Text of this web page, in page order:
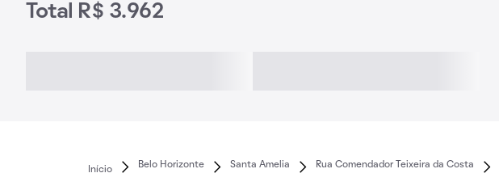
Total R$ 3.962
Início
Belo Horizonte Santa Amelia Rua Comendador Teixeira da Costa